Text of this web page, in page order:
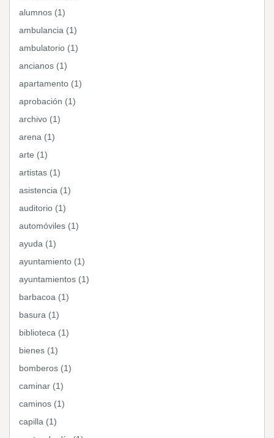
alumnos (1)
ambulancia (1)
ambulatorio (1)
ancianos (1)
apartamento (1)
aprobación (1)
archivo (1)
arena (1)
arte (1)
artistas (1)
asistencia (1)
auditorio (1)
automóviles (1)
ayuda (1)
ayuntamiento (1)
ayuntamientos (1)
barbacoa (1)
basura (1)
biblioteca (1)
bienes (1)
bomberos (1)
caminar (1)
caminos (1)
capilla (1)